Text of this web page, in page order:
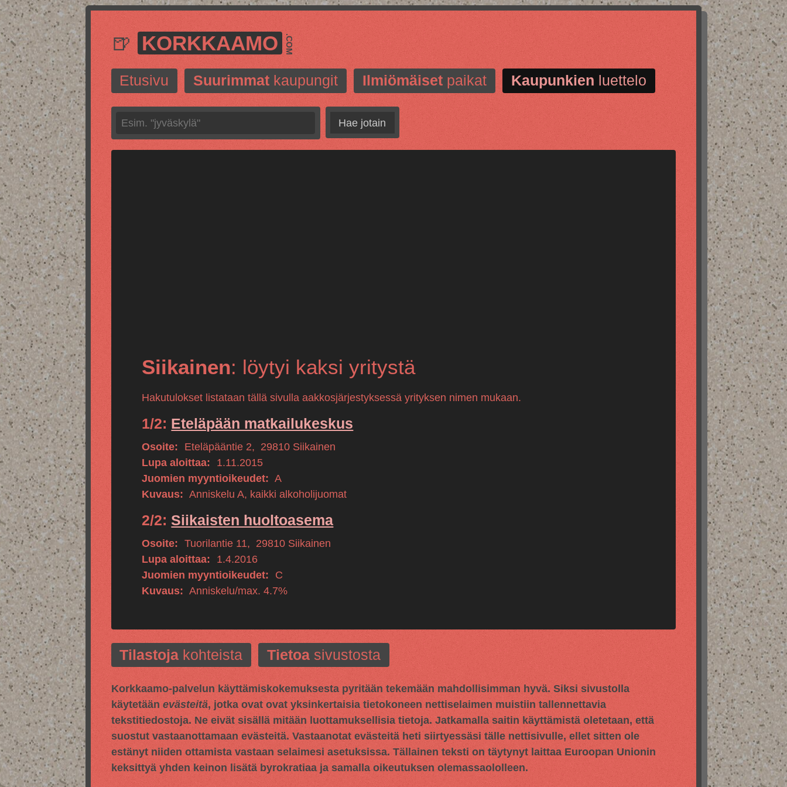
🍺 KORKKAAMO .COM
Etusivu Suurimmat kaupungit Ilmiömäiset paikat Kaupunkien luettelo
Hae jotain
Siikainen: löytyi kaksi yritystä
Hakutulokset listataan tällä sivulla aakkosjärjestyksessä yrityksen nimen mukaan.
1/2: Eteläpään matkailukeskus
Osoite: Eteläpääntie 2, 29810 Siikainen
Lupa aloittaa:
1.11.2015
Juomien myyntioikeudet: A
Kuvaus: Anniskelu A, kaikki alkoholijuomat
2/2: Siikaisten huoltoasema
Osoite: Tuorilantie 11, 29810 Siikainen
Lupa aloittaa:
1.4.2016
Juomien myyntioikeudet:
C
Kuvaus: Anniskelu/max. 4.7%
Tilastoja kohteista Tietoa sivustosta
Korkkaamo-palvelun käyttämiskokemuksesta pyritään tekemään mahdollisimman hyvä. Siksi sivustolla
käytetään evästeitä, jotka ovat ovat yksinkertaisia tietokoneen nettiselaimen muistiin tallennettavia
tekstitiedostoja. Ne eivät sisällä mitään luottamuksellisia tietoja. Jatkamalla saitin käyttämistä oletetaan, että
suostut vastaanottamaan evästeitä. Vastaanotat evästeitä heti siirtyessäsi tälle nettisivulle, ellet sitten ole
estänyt niiden ottamista vastaan selaimesi asetuksissa. Tällainen teksti on täytynyt laittaa Euroopan Unionin
keksittyä yhden keinon lisätä byrokratiaa ja samalla oikeutuksen olemassaololleen.